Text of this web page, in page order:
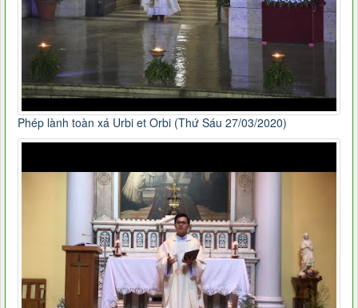
Phép lành toàn xá Urbi et Orbi (Thứ Sáu 27/03/2020)